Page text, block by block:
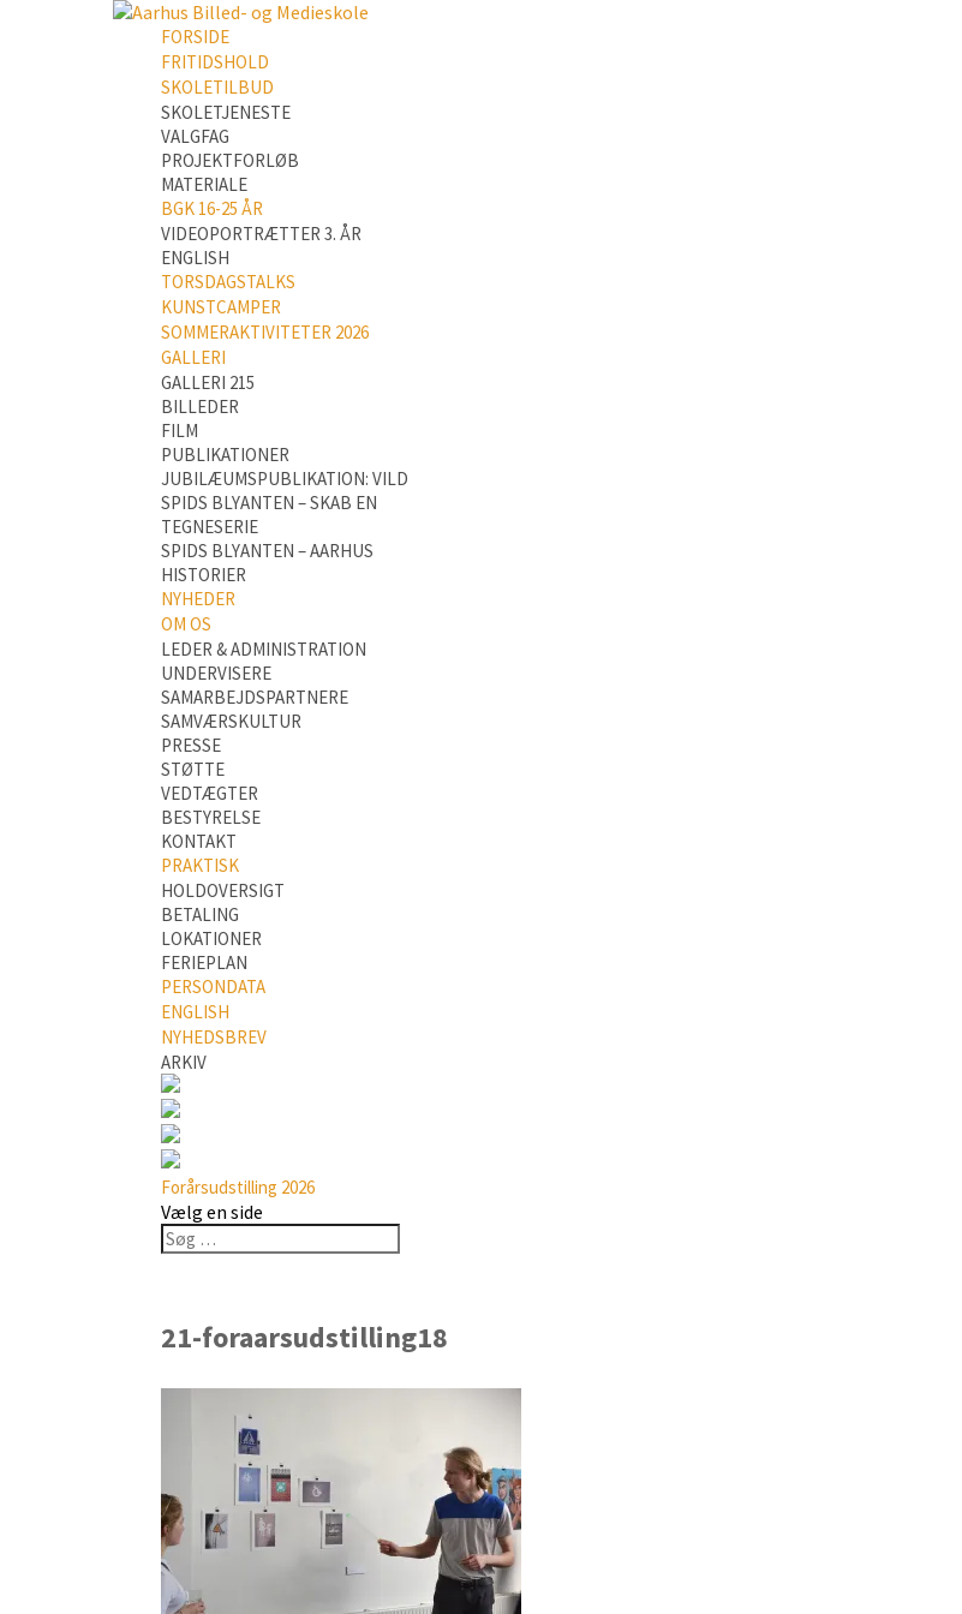
FORSIDE
FRITIDSHOLD
SKOLETILBUD
SKOLETJENESTE
VALGFAG
PROJEKTFORLØB
MATERIALE
BGK 16-25 ÅR
VIDEOPORTRÆTTER 3. ÅR
ENGLISH
TORSDAGSTALKS
KUNSTCAMPER
SOMMERAKTIVITETER 2026
GALLERI
GALLERI 215
BILLEDER
FILM
PUBLIKATIONER
JUBILÆUMSPUBLIKATION: VILD
SPIDS BLYANTEN – SKAB EN
TEGNESERIE
SPIDS BLYANTEN – AARHUS
HISTORIER
NYHEDER
OM OS
LEDER & ADMINISTRATION
UNDERVISERE
SAMARBEJDSPARTNERE
SAMVÆRSKULTUR
PRESSE
STØTTE
VEDTÆGTER
BESTYRELSE
KONTAKT
PRAKTISK
HOLDOVERSIGT
BETALING
LOKATIONER
FERIEPLAN
PERSONDATA
ENGLISH
NYHEDSBREV
ARKIV
Forårsudstilling 2026
Vælg en side
21-foraarsudstilling18